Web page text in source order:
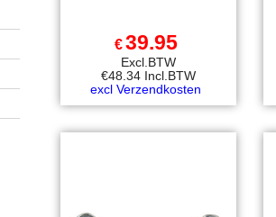
€39.95
Excl.BTW
€48.34 Incl.BTW
excl Verzendkosten